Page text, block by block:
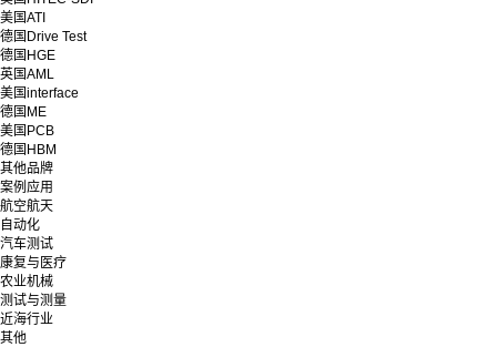
美国ATI
德国Drive Test
德国HGE
英国AML
美国interface
德国ME
美国PCB
德国HBM
其他品牌
案例应用
航空航天
自动化
汽车测试
康复与医疗
农业机械
测试与测量
近海行业
其他